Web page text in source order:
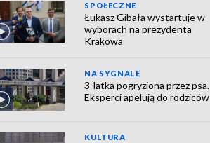
SPOŁECZNE
Łukasz Gibała wystartuje w
wyborach na prezydenta
Krakowa
NA SYGNALE
3-latka pogryziona przez psa.
Eksperci apelują do rodziców
KULTURA